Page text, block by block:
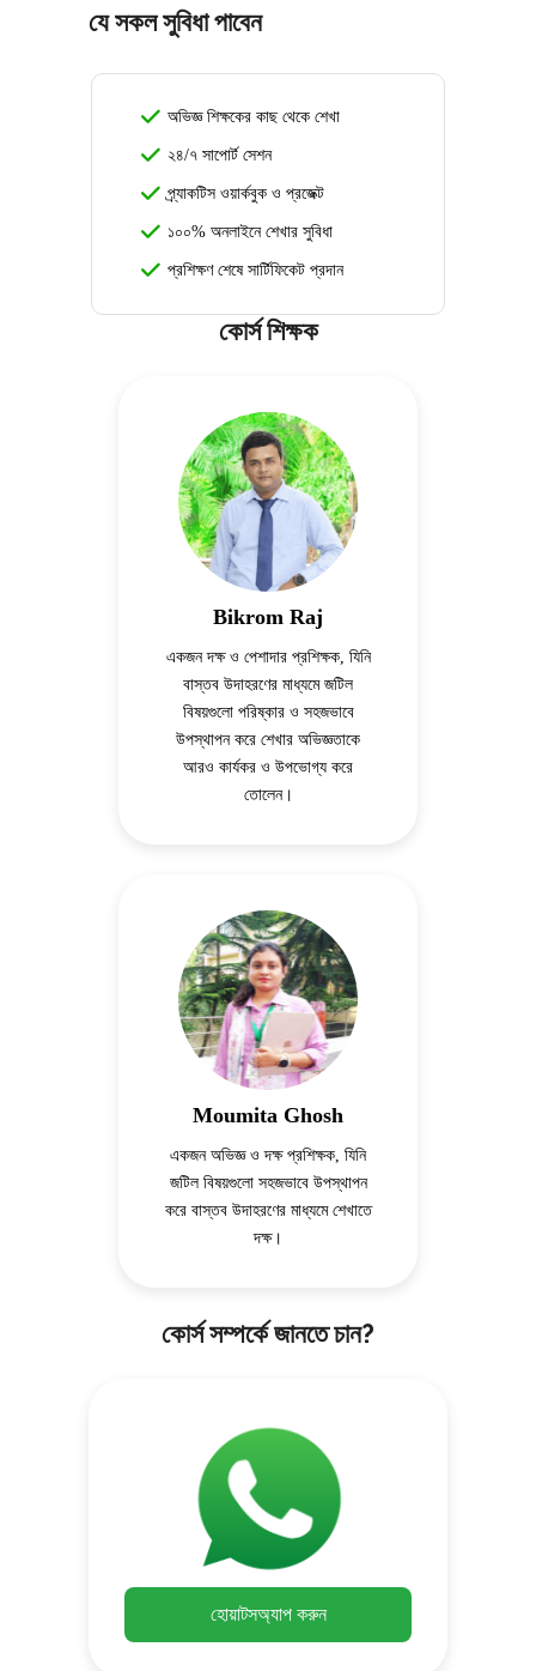
যে সকল সুবিধা পাবেন
অভিজ্ঞ শিক্ষকের কাছ থেকে শেখা
২৪/৭ সাপোর্ট সেশন
প্র্যাকটিস ওয়ার্কবুক ও প্রজেক্ট
১০০% অনলাইনে শেখার সুবিধা
প্রশিক্ষণ শেষে সার্টিফিকেট প্রদান
কোর্স শিক্ষক
Bikrom Raj
একজন দক্ষ ও পেশাদার প্রশিক্ষক, যিনি
বাস্তব উদাহরণের মাধ্যমে জটিল
বিষয়গুলো পরিষ্কার ও সহজভাবে
উপস্থাপন করে শেখার অভিজ্ঞতাকে
আরও কার্যকর ও উপভোগ্য করে
তোলেন।
Moumita Ghosh
একজন অভিজ্ঞ ও দক্ষ প্রশিক্ষক, যিনি
জটিল বিষয়গুলো সহজভাবে উপস্থাপন
করে বাস্তব উদাহরণের মাধ্যমে শেখাতে
দক্ষ।
কোর্স সম্পর্কে জানতে চান?
হোয়াটসঅ্যাপ করুন